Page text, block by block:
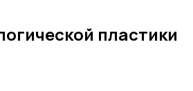
пластики